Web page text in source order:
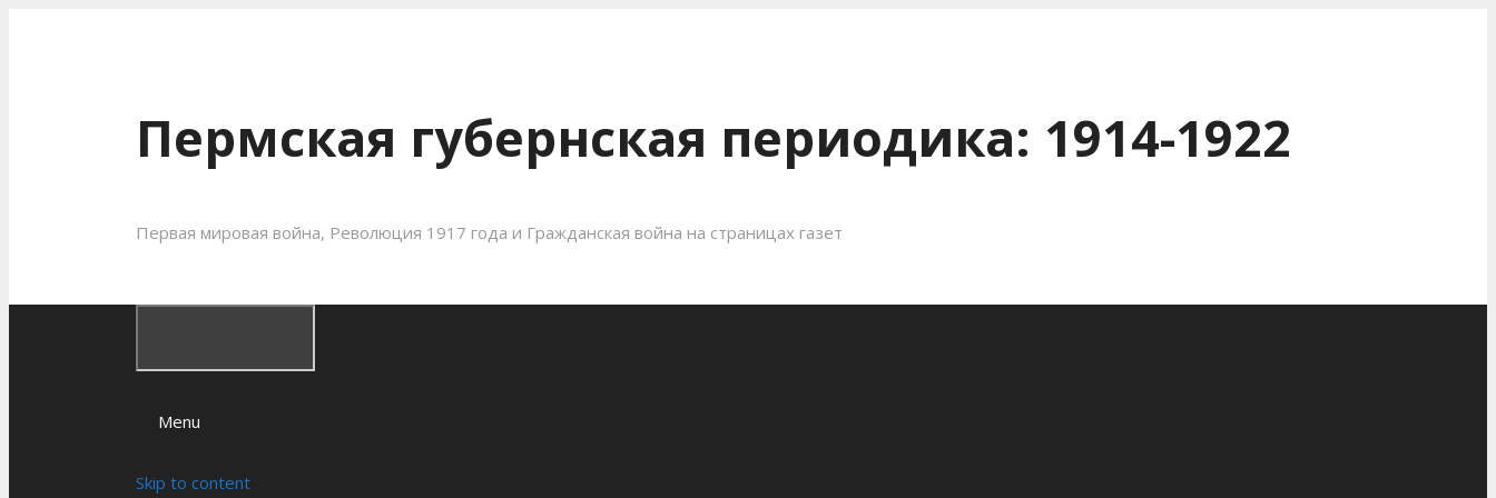
Пермская губернская периодика: 1914-1922
Первая мировая война, Революция 1917 года и Гражданская война на страницах газет
Menu
Skip to content